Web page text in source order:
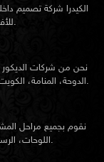
الكيدرا شركة تصميم
للأفراد، الشركات، والمطورين العقاريين.
نحن من شركات الديكور
الدوحة، المنامة، الكويت، ومسقط. نقدم حلول مصممة لتناسب السوق المحلي.
نقوم بجميع مراحل
اللوحات، الرسومات الفنية، التصوير الثلاثي، وزيارات الموقع.